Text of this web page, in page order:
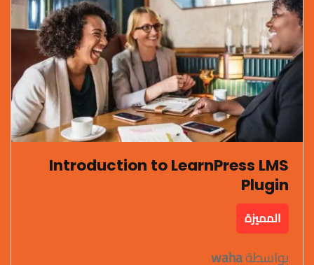
Introduction to LearnPress LMS
Plugin
المميزة
بواسطةwaha